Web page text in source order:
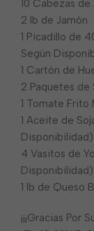
10 Cabezas de
2 lb de Jamón
1 Picadillo de
Según
1 Cartón de
2 Paquetes de
1 Tomate
1 Aceite de
Disponibilidad)
4 Vasitos de
Disponibilidad)
1 lb de Queso
¡¡¡Gracias Por